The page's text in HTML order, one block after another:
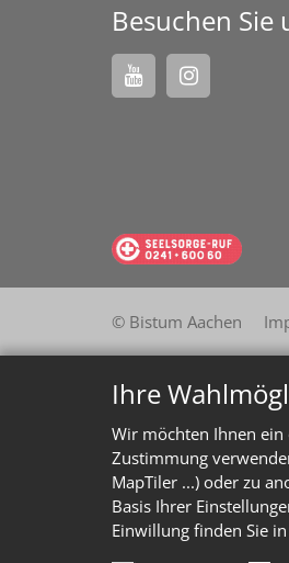
Ihre
Wir möchten Ihnen
Zustimmung
MapTiler ...) oder zu
Basis Ihrer
Einwillung finden Sie
Besuchen Sie
© Bistum Aachen